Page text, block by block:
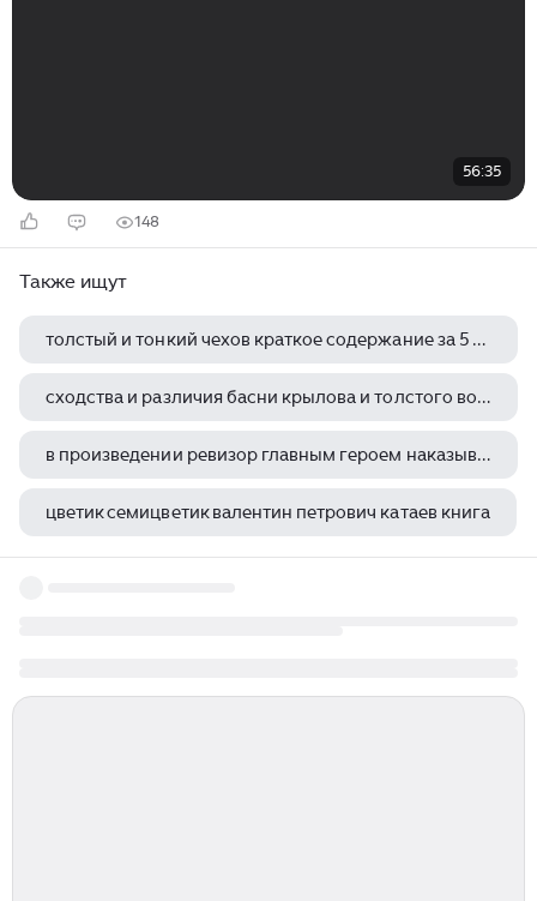
56:35
148
Также ищут
толстый и тонкий чехов краткое содержание за 5 секунд
сходства и различия басни крылова и толстого ворона и лисица
в произведении ревизор главным героем наказывающим пороки и утверждающим положительные идеалы гоголя
цветик семицветик валентин петрович катаев книга